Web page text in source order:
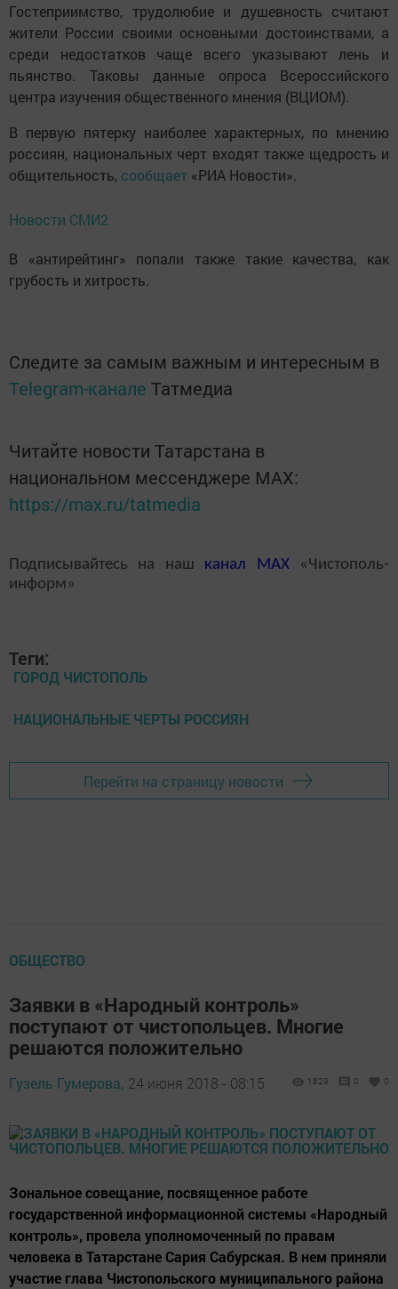
Гостеприимство, трудолюбие и душевность считают
жители России своими основными достоинствами, а
среди недостатков чаще всего указывают лень и
пьянство. Таковы данные опроса Всероссийского
центра изучения общественного мнения (ВЦИОМ).
В первую пятерку наиболее характерных, по мнению
россиян, национальных черт входят также щедрость и
общительность, сообщает «РИА Новости».
Новости СМИ2
В «антирейтинг» попали также такие качества, как
грубость и хитрость.
Следите за самым важным и интересным в
Telegram-канале Татмедиа
Читайте новости Татарстана в
национальном мессенджере MАХ:
https://max.ru/tatmedia
Подписывайтесь на наш канал MAX«Чистополь-
информ»
Теги:
ГОРОД ЧИСТОПОЛЬ
НАЦИОНАЛЬНЫЕ ЧЕРТЫ РОССИЯН
Перейти на страницу новости
ОБЩЕСТВО
Заявки в «Народный контроль»
поступают от чистопольцев. Многие
решаются положительно
Гузель Гумерова, 24 июня 2018 - 08:15 1829 0 0
Зональное совещание, посвященное работе
государственной информационной системы «Народный
контроль», провела уполномоченный по правам
человека в Татарстане Сария Сабурская. В нем приняли
участие глава Чистопольского муниципального района